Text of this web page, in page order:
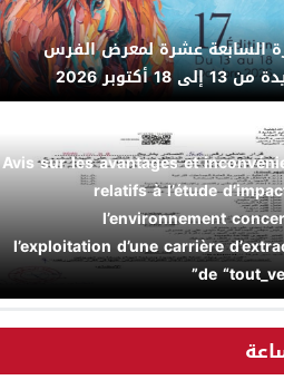
السابعة عشرة لمعرض الفرس
18 أكتوبر 2026
“Avis sur les avantages et
relatifs à l’étude
l’environnement
l’exploitation d’une carrière
de